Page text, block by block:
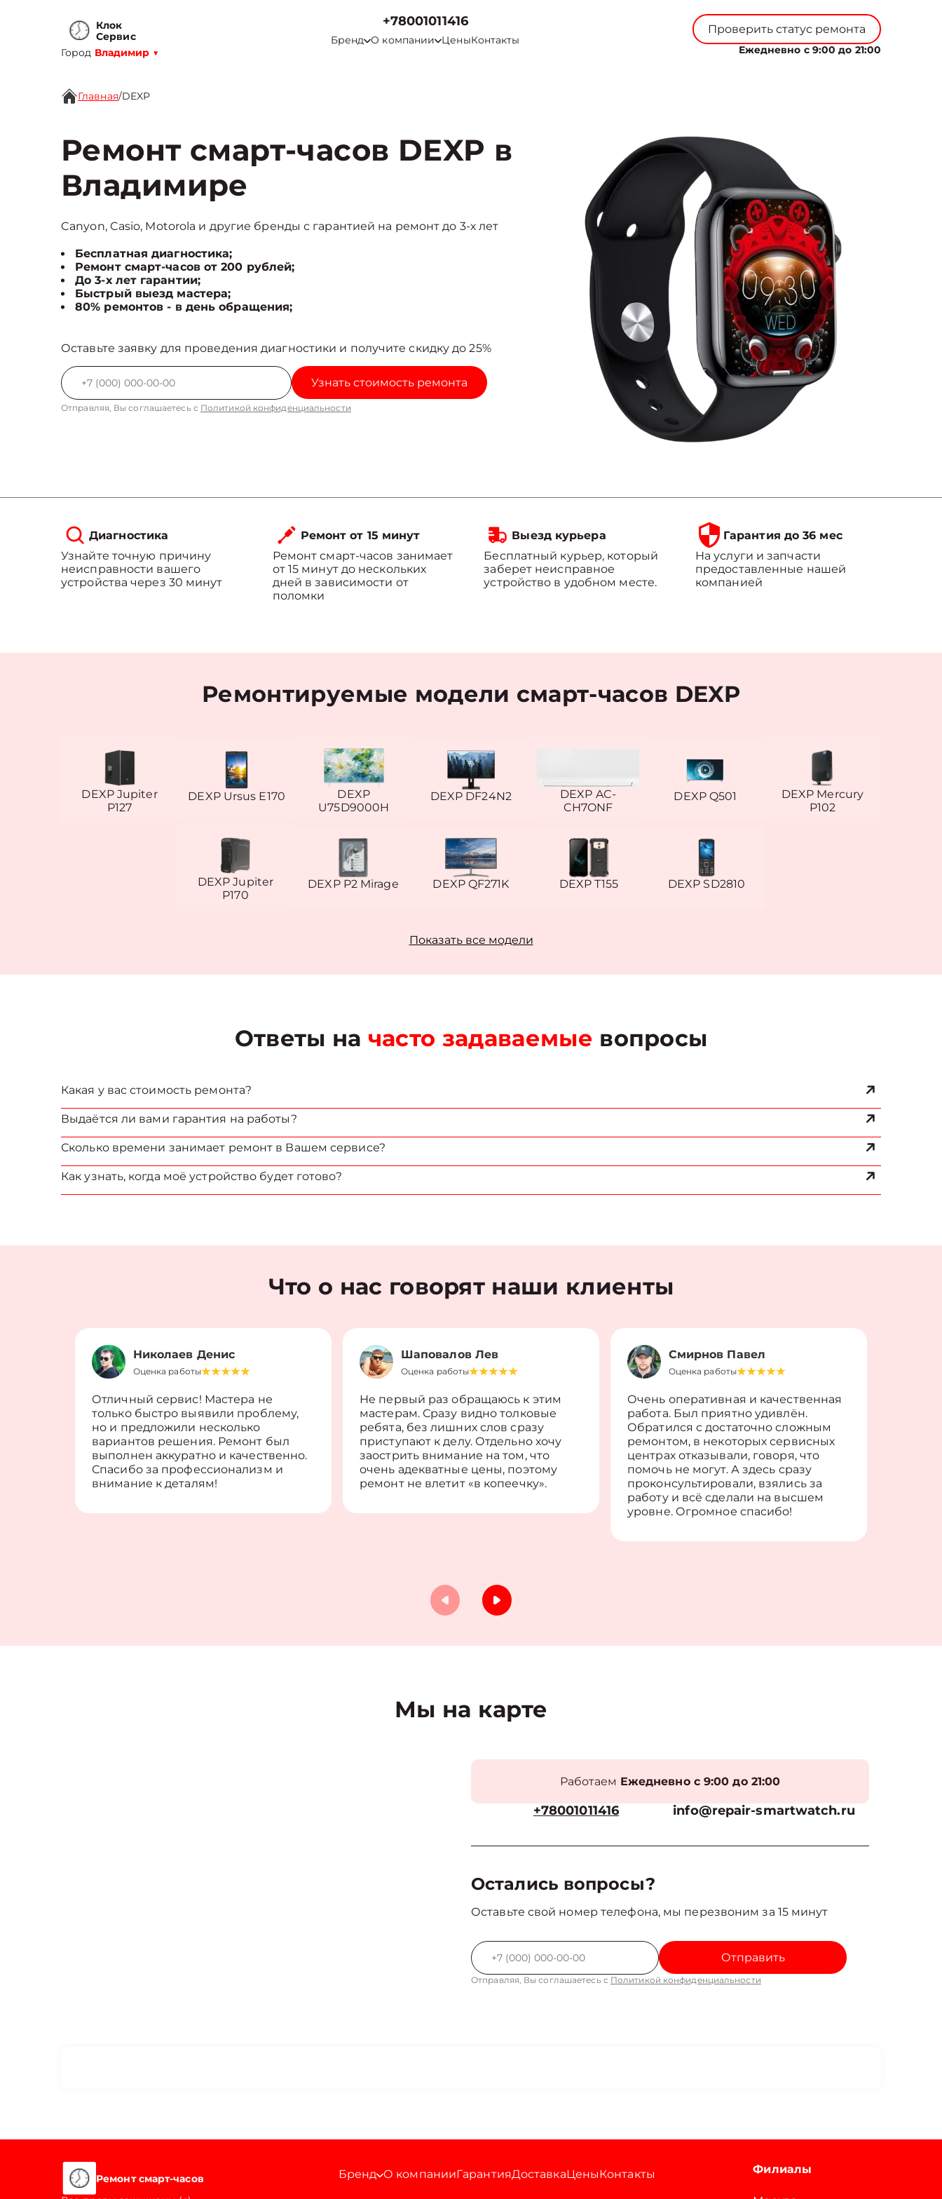
Клок
Сервис
Город Владимир ▼
+78001011416
Бренд О компании ЦеныКонтакты
Проверить статус ремонта
Ежедневно с 9:00 до 21:00
Главная/DEXP
Ремонт смарт-часов DEXP в
Владимире
Canyon, Casio, Motorola и другие бренды с гарантией на ремонт до 3-х лет
Бесплатная диагностика;
Ремонт смарт-часов от 200 рублей;
До 3-х лет гарантии;
Быстрый выезд мастера;
80% ремонтов - в день обращения;
Оставьте заявку для проведения диагностики и получите скидку до 25%
Узнать стоимость ремонта
Отправляя, Вы соглашаетесь с Политикой конфиденциальности
Диагностика
Узнайте точную причину
неисправности вашего
устройства через 30 минут
Ремонт от 15 минут
Ремонт смарт-часов занимает
от 15 минут до нескольких
дней в зависимости от
поломки
Выезд курьера
Бесплатный курьер, который
заберет неисправное
устройство в удобном месте.
Гарантия до 36 мес
На услуги и запчасти
предоставленные нашей
компанией
Ремонтируемые модели смарт-часов DEXP
DEXP Jupiter
P127
DEXP Ursus E170
DEXP
U75D9000H
DEXP DF24N2
DEXP AC-
CH7ONF
DEXP Q501
DEXP Mercury
P102
DEXP Jupiter
P170
DEXP P2 Mirage DEXP QF271K DEXP T155 DEXP SD2810
Показать все модели
Ответы на часто задаваемые вопросы
Какая у вас стоимость ремонта?
Выдаётся ли вами гарантия на работы?
Сколько времени занимает ремонт в Вашем сервисе?
Как узнать, когда моё устройство будет готово?
Что о нас говорят наши клиенты
Николаев Денис
Оценка работы
Отличный сервис! Мастера не
только быстро выявили проблему,
но и предложили несколько
вариантов решения. Ремонт был
выполнен аккуратно и качественно.
Спасибо за профессионализм и
внимание к деталям!
Шаповалов Лев
Оценка работы
Не первый раз обращаюсь к этим
мастерам. Сразу видно толковые
ребята, без лишних слов сразу
приступают к делу. Отдельно хочу
заострить внимание на том, что
очень адекватные цены, поэтому
ремонт не влетит «в копеечку».
Смирнов Павел
Оценка работы
Очень оперативная и качественная
работа. Был приятно удивлён.
Обратился с достаточно сложным
ремонтом, в некоторых сервисных
центрах отказывали, говоря, что
помочь не могут. А здесь сразу
проконсультировали, взялись за
работу и всё сделали на высшем
уровне. Огромное спасибо!
Мы на карте
Работаем Ежедневно с 9:00 до 21:00
+78001011416 info@repair-smartwatch.ru
Остались вопросы?
Оставьте свой номер телефона, мы перезвоним за 15 минут
Отправить
Отправляя, Вы соглашаетесь с Политикой конфиденциальности
Ремонт смарт-часов
Бренд О компанииГарантияДоставкаЦеныКонтакты Филиалы